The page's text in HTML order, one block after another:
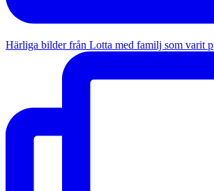
Härliga bilder från Lotta med familj som varit p